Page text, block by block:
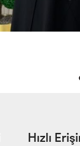
Hızlı